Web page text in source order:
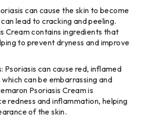
can cause the skin to become
lead to cracking and peeling.
Cream contains ingredients that
to prevent dryness and improve
Psoriasis can cause red, inflamed
can be embarrassing and
Psoriasis Cream is
redness and inflammation, helping
of the skin.